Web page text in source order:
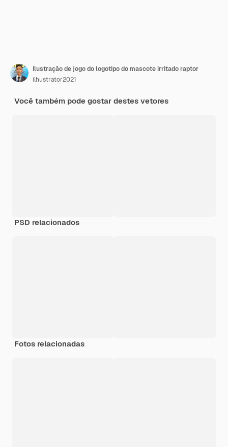
Ilustração de jogo do logotipo do mascote irritado raptor
ilhustrator2021
Você também pode gostar destes vetores
PSD relacionados
Fotos relacionadas